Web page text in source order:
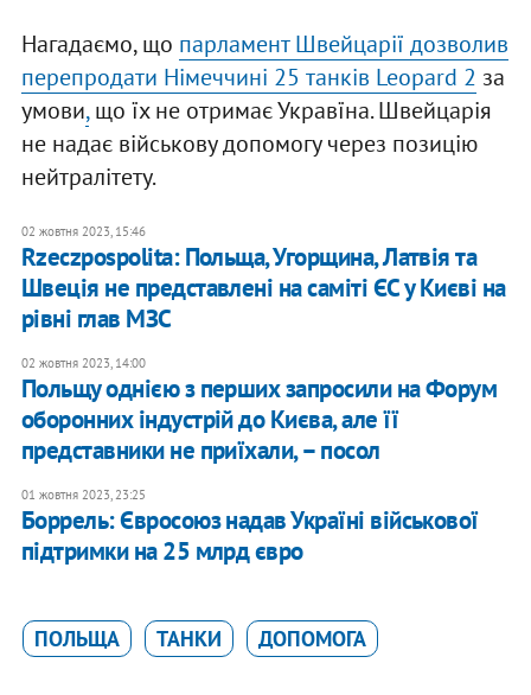
Нагадаємо, що парламент Швейцарії дозволив
перепродати Німеччині 25 танків Leopard 2 за
умови,що їх не отримає Укравїна. Швейцарія
не надає військову допомогу через позицію
нейтралітету.
02 жовтня 2023, 15:46
Rzeczpospolita: Польща, Угорщина, Латвія та
Швеція не представлені на саміті ЄС у Києві на
рівні глав МЗС
02 жовтня 2023, 14:00
Польщу однією з перших запросили на Форум
оборонних індустрій до Києва, але її
представники не приїхали, – посол
01 жовтня 2023, 23:25
Боррель: Євросоюз надав Україні військової
підтримки на 25 млрд євро
ПОЛЬЩА ТАНКИ ДОПОМОГА